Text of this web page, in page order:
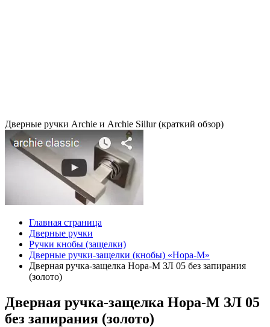
Дверные ручки Archie и Archie Sillur (краткий обзор)
Главная страница
Дверные ручки
Ручки кнобы (защелки)
Дверные ручки-защелки (кнобы) «Нора-М»
Дверная ручка-защелка Нора-М ЗЛ 05 без запирания
(золото)
Дверная ручка-защелка Нора-М ЗЛ 05
без запирания (золото)